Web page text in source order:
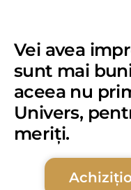
Vei avea
sunt mai
aceea nu
Univers,
meriți.